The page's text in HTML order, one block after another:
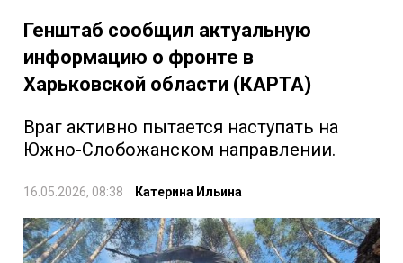
Генштаб сообщил актуальную
информацию о фронте в
Харьковской области (КАРТА)
Враг активно пытается наступать на
Южно-Слобожанском направлении.
16.05.2026, 08:38 Катерина Ильина